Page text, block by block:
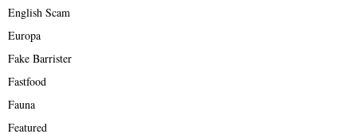
English Scam
Europa
Fake Barrister
Fastfood
Fauna
Featured